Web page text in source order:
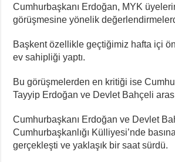
Cumhurbaşkanı Erdoğan, MYK
görüşmesine yönelik
Başkent özellikle geçtiğimiz hafta içi
ev sahipliği yaptı.
Bu görüşmelerden en kritiği ise
Tayyip Erdoğan ve Devlet Bahçeli
Cumhurbaşkanı Erdoğan ve Devlet
Cumhurbaşkanlığı Külliyesi’nde
gerçekleşti ve yaklaşık bir saat sürdü.